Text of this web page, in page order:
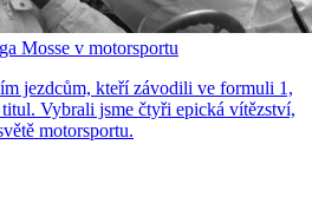
Mosse v motorsportu
jezdcům, kteří závodili ve formuli 1,
Vybrali jsme čtyři epická vítězství,
motorsportu.